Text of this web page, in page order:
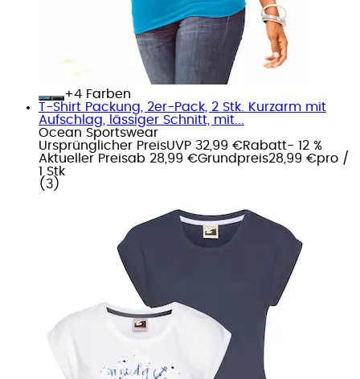
+
Farben
T-Shirt Packung, 2er-Pack, 2 Stk. Kurzarm mit
Aufschlag, lässiger Schnitt, mit...
Ocean Sportswear
Ursprünglicher PreisUVP 32,99 €Rabatt- 12 %
Aktueller Preisab 28,99 €Grundpreis28,99 €pro /
1 Stk
( 3 )